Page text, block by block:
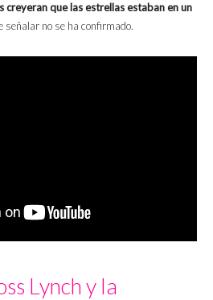
creyeran que las estrellas estaban en un
señalar no se ha confirmado.
Lynch y la